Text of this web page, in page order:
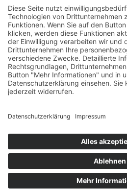
Kontakt:
Telefon: 0 62 32 7 82 00
E-Mail:info@hno-rasche-
PRAVO Praxisnetz Vorderpfalz,
Speyer
Impressum